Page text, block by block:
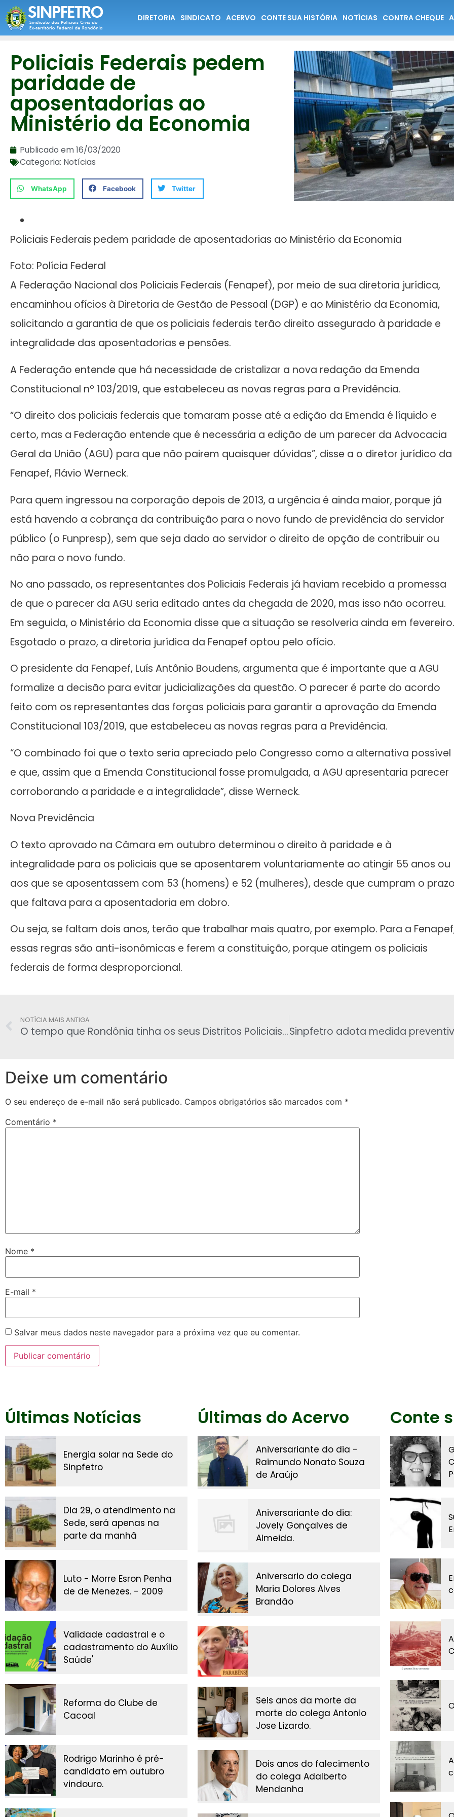
DIRETORIA SINDICATO ACERVO CONTE SUA HISTÓRIA NOTÍCIAS CONTRA CHEQUE
Policiais Federais pedem
paridade de
aposentadorias ao
Ministério da Economia
Publicado em16/03/2020
Categoria: Notícias
WhatsApp Facebook Twitter
Policiais Federais pedem paridade de aposentadorias ao Ministério da Economia
Foto: Polícia Federal
A Federação Nacional dos Policiais Federais (Fenapef), por meio de sua diretoria jurídica,
encaminhou ofícios à Diretoria de Gestão de Pessoal (DGP) e ao Ministério da Economia,
solicitando a garantia de que os policiais federais terão direito assegurado à paridade e
integralidade das aposentadorias e pensões.
A Federação entende que há necessidade de cristalizar a nova redação da Emenda
Constitucional nº 103/2019, que estabeleceu as novas regras para a Previdência.
“O direito dos policiais federais que tomaram posse até a edição da Emenda é líquido e
certo, mas a Federação entende que é necessária a edição de um parecer da Advocacia
Geral da União (AGU) para que não pairem quaisquer dúvidas”, disse a o diretor jurídico da
Fenapef, Flávio Werneck.
Para quem ingressou na corporação depois de 2013, a urgência é ainda maior, porque já
está havendo a cobrança da contribuição para o novo fundo de previdência do servidor
público (o Funpresp), sem que seja dado ao servidor o direito de opção de contribuir ou
não para o novo fundo.
No ano passado, os representantes dos Policiais Federais já haviam recebido a promessa
de que o parecer da AGU seria editado antes da chegada de 2020, mas isso não ocorreu.
Em seguida, o Ministério da Economia disse que a situação se resolveria ainda em fevereiro.
Esgotado o prazo, a diretoria jurídica da Fenapef optou pelo ofício.
O presidente da Fenapef, Luís Antônio Boudens, argumenta que é importante que a AGU
formalize a decisão para evitar judicializações da questão. O parecer é parte do acordo
feito com os representantes das forças policiais para garantir a aprovação da Emenda
Constitucional 103/2019, que estabeleceu as novas regras para a Previdência.
“O combinado foi que o texto seria apreciado pelo Congresso como a alternativa possível
e que, assim que a Emenda Constitucional fosse promulgada, a AGU apresentaria parecer
corroborando a paridade e a integralidade”, disse Werneck.
Nova Previdência
O texto aprovado na Câmara em outubro determinou o direito à paridade e à
integralidade para os policiais que se aposentarem voluntariamente ao atingir 55 anos ou
aos que se aposentassem com 53 (homens) e 52 (mulheres), desde que cumpram o prazo
que faltava para a aposentadoria em dobro.
Ou seja, se faltam dois anos, terão que trabalhar mais quatro, por exemplo. Para a
essas regras são anti-isonômicas e ferem a constituição, porque atingem os policiais
federais de forma desproporcional.
NOTÍCIA MAIS ANTIGA
O tempo que Rondônia tinha os seus Distritos Policiais – João Paulo das Virgens
Deixe um comentário
O seu endereço de e-mail não será publicado. Campos obrigatórios são marcados com *
Comentário *
Nome *
E-mail *
Salvar meus dados neste navegador para a próxima vez que eu comentar.
Últimas Notícias
Energia solar na Sede do
Sinpfetro
Dia 29, o atendimento na
Sede, será apenas na
parte da manhã
Luto - Morre Esron Penha
de de Menezes. - 2009
Validade cadastral e o
cadastramento do Auxílio
Saúde'
Reforma do Clube de
Cacoal
Rodrigo Marinho é pré-
candidato em outubro
vindouro.
Últimas do Acervo
Aniversariante do dia -
Raimundo Nonato Souza
de Araújo
Aniversariante do dia:
Jovely Gonçalves de
Almeida.
Aniversario do colega
Maria Dolores Alves
Brandão
Seis anos da morte da
morte do colega Antonio
Jose Lizardo.
Dois anos do falecimento
do colega Adalberto
Mendanha
Conte